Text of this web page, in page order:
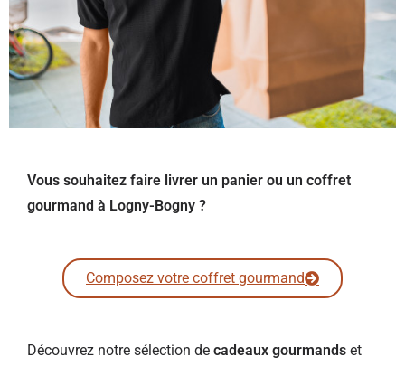
Vous souhaitez faire livrer un panier ou un coffret
gourmand à Logny-Bogny ?
Composez votre coffret gourmand
Découvrez notre sélection de cadeaux gourmands et